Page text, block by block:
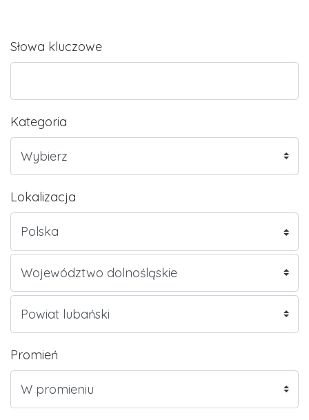
Słowa kluczowe
Kategoria
Lokalizacja
Promień